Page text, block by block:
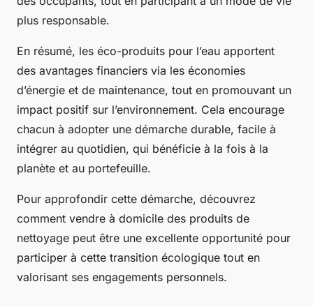
plus responsable.
En résumé, les éco-produits pour l’eau apportent
des avantages financiers via les économies
d’énergie et de maintenance, tout en promouvant un
impact positif sur l’environnement. Cela encourage
chacun à adopter une démarche durable, facile à
intégrer au quotidien, qui bénéficie à la fois à la
planète et au portefeuille.
Pour approfondir cette démarche, découvrez
comment vendre à domicile des produits de
nettoyage peut être une excellente opportunité pour
participer à cette transition écologique tout en
valorisant ses engagements personnels.